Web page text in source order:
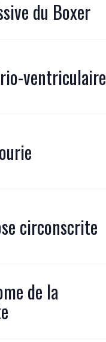
du Boxer
ventriculaire
circonscrite
de la